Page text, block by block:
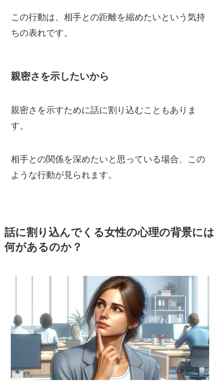
この行動は、相手との距離を縮めたいという気持
ちの表れです。
親密さを示したいから
親密さを示すために話に割り込むこともありま
す。
相手との関係を深めたいと思っている場合、この
ような行動が見られます。
話に割り込んでくる女性の心理の背景には
何があるのか？